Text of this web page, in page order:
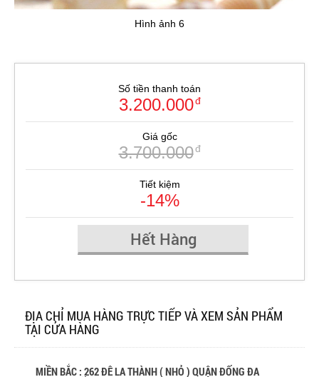
Hình ảnh 6
Số tiền thanh toán
3.200.000đ
Giá gốc
3.700.000đ
Tiết kiệm
-14%
Hết Hàng
ĐỊA CHỈ MUA HÀNG TRỰC TIẾP VÀ XEM SẢN PHẨM
TẠI CỬA HÀNG
MIỀN BẮC : 262 ĐÊ LA THÀNH ( NHỎ ) QUẬN ĐỐNG ĐA